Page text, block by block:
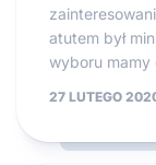
atutem był
wyboru mamy
27 LUTEGO